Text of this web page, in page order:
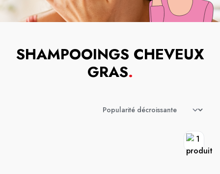
SHAMPOOINGS CHEVEUX
GRAS.